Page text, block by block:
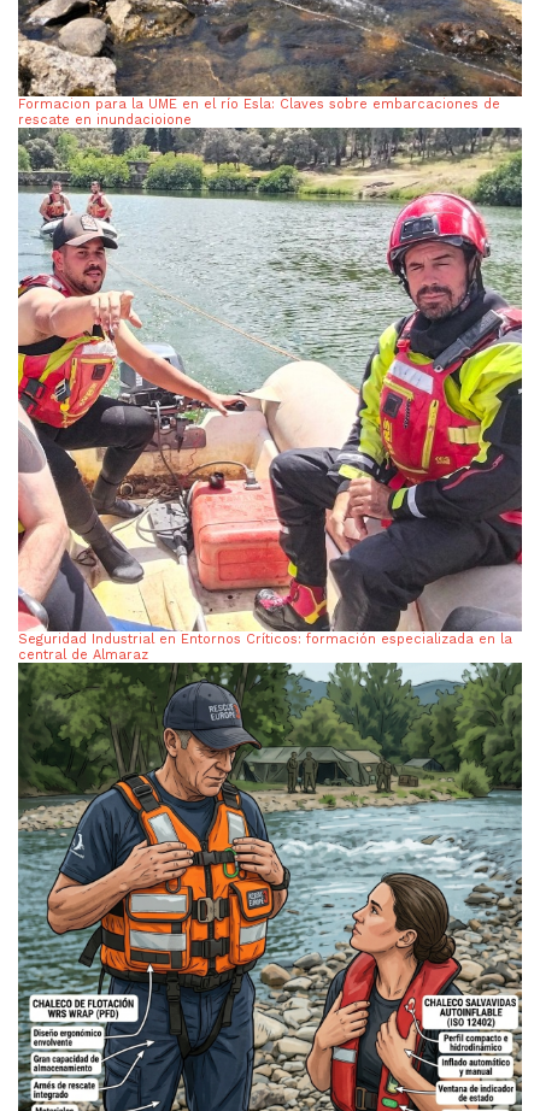
Formacion para la UME en el río Esla: Claves sobre embarcaciones de
rescate en inundacioione
Seguridad Industrial en Entornos Críticos: formación especializada en la
central de Almaraz